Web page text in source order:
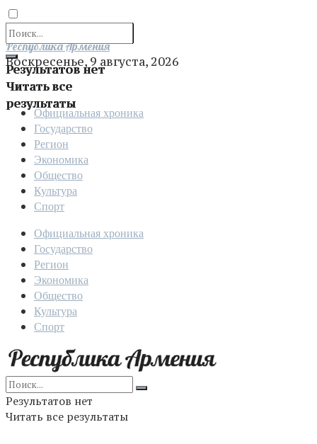
Результатов нет
Читать все
результаты
Отправить
Республика Армения
Воскресенье, 9 августа, 2026
Официальная хроника
Государство
Регион
Экономика
Общество
Культура
Спорт
Официальная хроника
Государство
Регион
Экономика
Общество
Культура
Спорт
Результатов нет
Читать все результаты